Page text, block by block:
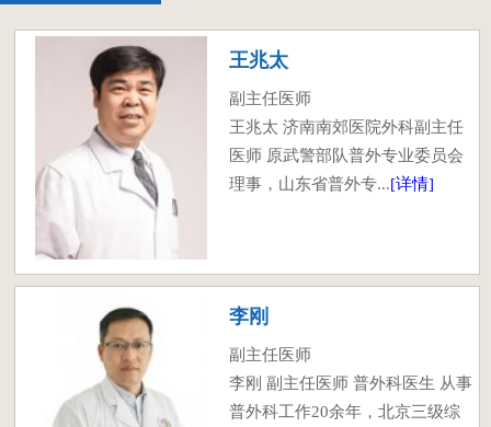
王兆太
副主任医师
王兆太 济南南郊医院外科副主任
医师 原武警部队普外专业委员会
理事，山东省普外专...[详情]
李刚
副主任医师
李刚 副主任医师 普外科医生 从事
普外科工作20余年，北京三级综